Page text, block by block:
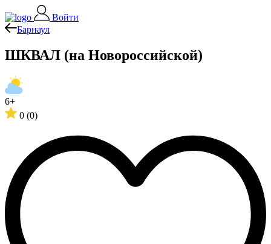
Войти
Барнаул
ШКВАЛ (на Новороссийской)
6+
0 (0)